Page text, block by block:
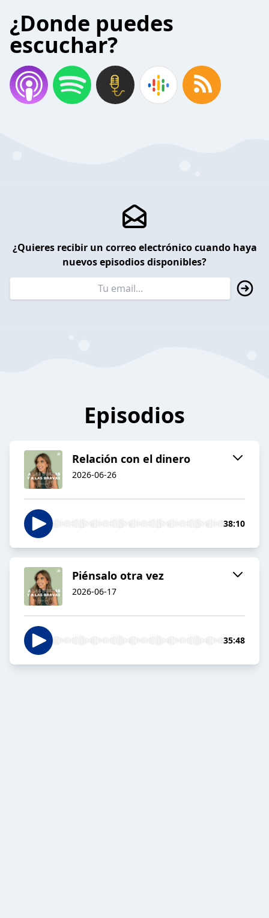
¿Donde puedes
escuchar?
¿Quieres recibir un correo electrónico cuando haya
nuevos episodios disponibles?
Episodios
Relación con el dinero
2026-06-26
38:10
Piénsalo otra vez
2026-06-17
35:48